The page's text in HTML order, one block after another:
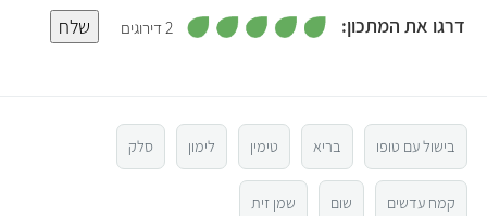
דרגו את המתכון:
3
2 דירוגים 5 שלח
בישול עם טופו בריא טימין לימון סלק
קמח עדשים שום שמן זית